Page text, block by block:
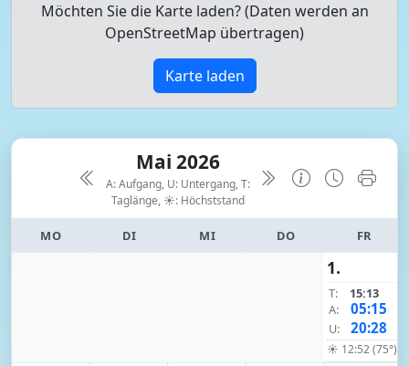
Möchten Sie die Karte laden? (Daten werden an
OpenStreetMap übertragen)
Karte laden
Mai 2026
A: Aufgang, U: Untergang, T:
Taglänge, ☀: Höchststand
MO DI MI DO FR
1.
T:
15:13
A:
05:15
U: 20:28
☀ 12:52 (75°)